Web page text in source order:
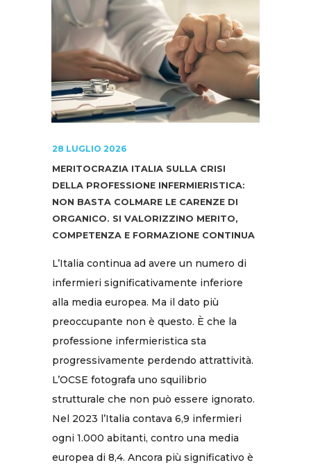
28 LUGLIO 2026
MERITOCRAZIA ITALIA SULLA CRISI
DELLA PROFESSIONE INFERMIERISTICA:
NON BASTA COLMARE LE CARENZE DI
ORGANICO. SI VALORIZZINO MERITO,
COMPETENZA E FORMAZIONE CONTINUA
L’Italia continua ad avere un numero di
infermieri significativamente inferiore
alla media europea. Ma il dato più
preoccupante non è questo. È che la
professione infermieristica sta
progressivamente perdendo attrattività.
L’OCSE fotografa uno squilibrio
strutturale che non può essere ignorato.
Nel 2023 l’Italia contava 6,9 infermieri
ogni 1.000 abitanti, contro una media
europea di 8,4. Ancora più significativo è